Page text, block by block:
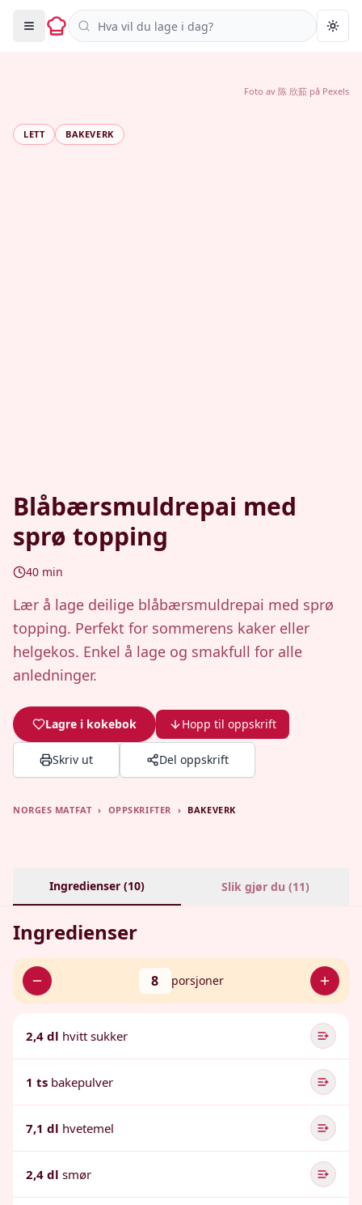
Søk i oppskrifter
LETT BAKEVERK
Blåbærsmuldrepai med
sprø topping
40 min
Lær å lage deilige blåbærsmuldrepai med sprø
topping. Perfekt for sommerens kaker eller
helgekos. Enkel å lage og smakfull for alle
anledninger.
Lagre i kokebok Hopp til oppskrift
Skriv ut Del oppskrift
Foto av 陈 欣茹 på Pexels
NORGES MATFAT › OPPSKRIFTER › BAKEVERK
Ingredienser (10) Slik gjør du (11)
Ingredienser
8 porsjoner
2,4 dl hvitt sukker
1 ts bakepulver
7,1 dl hvetemel
2,4 dl smør